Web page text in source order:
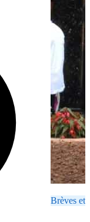
Brèves et